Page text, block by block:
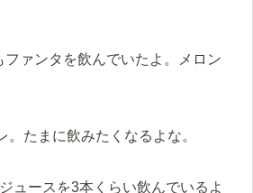
ファンタを飲んでいたよ。メロン
。たまに飲みたくなるよな。
ュースを3本くらい飲んでいるよ